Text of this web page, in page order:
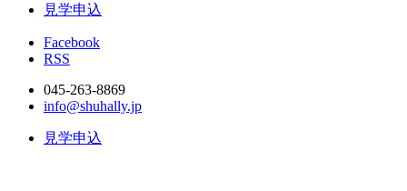
見学申込
Facebook
RSS
045-263-8869
info@shuhally.jp
見学申込